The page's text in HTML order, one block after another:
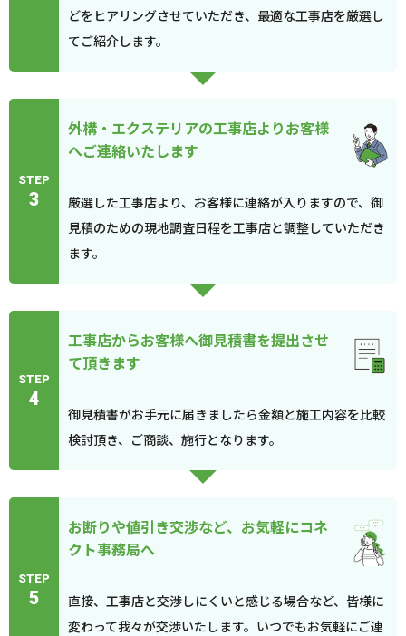
どをヒアリングさせていただき、最適な工事店を厳選し
てご紹介します。
STEP
3
外構・エクステリアの工事店よりお客様
へご連絡いたします
厳選した工事店より、お客様に連絡が入りますので、御
見積のための現地調査日程を工事店と調整していただき
ます。
STEP
4
工事店からお客様へ御見積書を提出させ
て頂きます
御見積書がお手元に届きましたら金額と施工内容を比較
検討頂き、ご商談、施行となります。
STEP
5
お断りや値引き交渉など、お気軽にコネ
クト事務局へ
直接、工事店と交渉しにくいと感じる場合など、皆様に
変わって我々が交渉いたします。いつでもお気軽にご連